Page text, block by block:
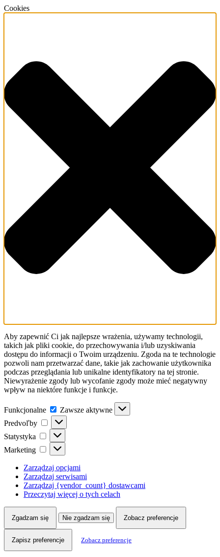
Cookies
Aby zapewnić Ci jak najlepsze wrażenia, używamy technologii,
takich jak pliki cookie, do przechowywania i/lub uzyskiwania
dostępu do informacji o Twoim urządzeniu. Zgoda na te technologie
pozwoli nam przetwarzać dane, takie jak zachowanie użytkownika
podczas przeglądania lub unikalne identyfikatory na tej stronie.
Niewyrażenie zgody lub wycofanie zgody może mieć negatywny
wpływ na niektóre funkcje i funkcje.
Funkcjonalne Funkcjonalne
Zawsze aktywne
Predvoľby
Predvoľby
Statystyka Statystyka
Marketing Marketing
Zarządzaj opcjami
Zarządzaj serwisami
Zarządzaj {vendor_count} dostawcami
Przeczytaj więcej o tych celach
Zgadzam się Nie zgadzam się Zobacz preferencje
Zapisz preferencje Zobacz preferencje